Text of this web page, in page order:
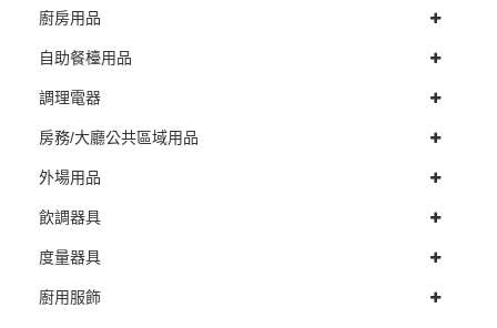
廚房用品
自助餐檯用品
調理電器
房務/大廳公共區域用品
外場用品
飲調器具
度量器具
廚用服飾